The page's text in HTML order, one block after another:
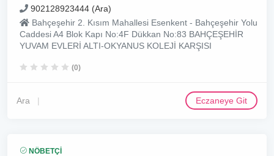
902128923444 (Ara)
Bahçeşehir 2. Kısım Mahallesi Esenkent - Bahçeşehir Yolu
Caddesi A4 Blok Kapı No:4F Dükkan No:83 BAHÇEŞEHİR
YUVAM EVLERİ ALTI-OKYANUS KOLEJİ KARŞISI
(0)
Ara Eczaneye Git
NÖBETÇI